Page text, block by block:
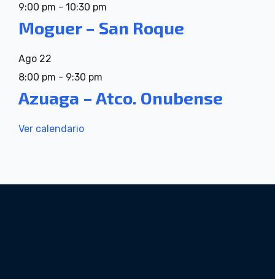
9:00 pm - 10:30 pm
Moguer – San Roque
Ago 22
8:00 pm - 9:30 pm
Azuaga – Atco. Onubense
Ver calendario